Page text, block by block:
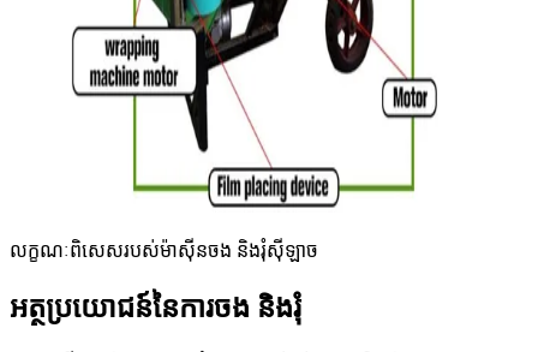
លក្ខណៈពិសេសរបស់ម៉ាស៊ីនចង និងរុំស៊ីឡាច
អត្ថប្រយោជន៍នៃការចង និងរុំ